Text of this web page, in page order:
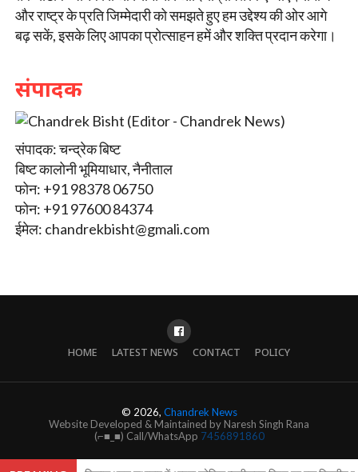
और राष्ट्र के प्रति जिम्मेदारी को समझते हुए हम उद्देश्य की ओर आगे
बढ़ सकें, इसके लिए आपका प्रोत्साहन हमें और शक्ति प्रदान करेगा।
संपादक
संपादक: चन्द्रेक बिष्ट
बिष्ट कालोनी भूमियाधार, नैनीताल
फोन: +91 98378 06750
फोन: +91 97600 84374
ईमेल: chandrekbisht@gmali.com
HOME LATEST NEWS CONTACT POLICY
© 2026, Chandrek News
Website Developed & Maintained by Naresh Singh Rana
(⌐■_■) Call/WhatsApp 7456891860